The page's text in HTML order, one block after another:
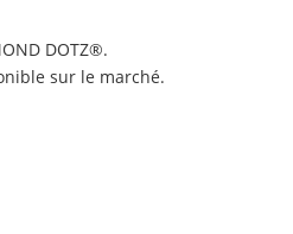
DOTZ®.
sur le marché.